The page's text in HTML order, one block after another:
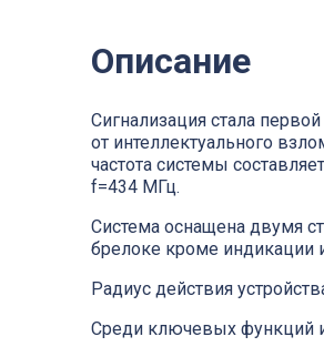
Описание
Сигнализация стала
от интеллектуального
частота системы
f=434 МГц.
Система оснащена двумя
брелоке кроме индикации
Радиус действия
Среди ключевых функций